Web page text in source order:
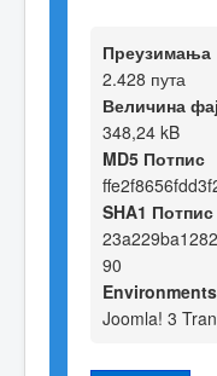
Преузимања
2.428 пута
Величина
348,24 kB
MD5 Потпис
SHA1 Потпис
90
Environments
Joomla! 3